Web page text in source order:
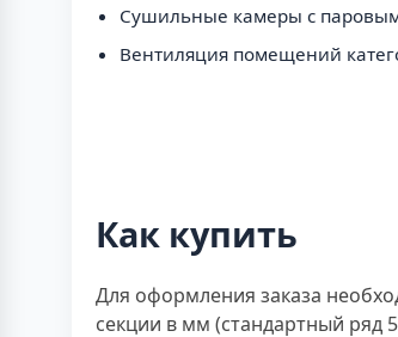
Сушильные камеры с паровым
Вентиляция помещений
Как купить
Для оформления заказа
секции в мм (стандартный ряд